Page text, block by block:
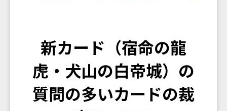
新カード（宿命の龍
虎・犬山の白帝城）の
質問の多いカードの裁